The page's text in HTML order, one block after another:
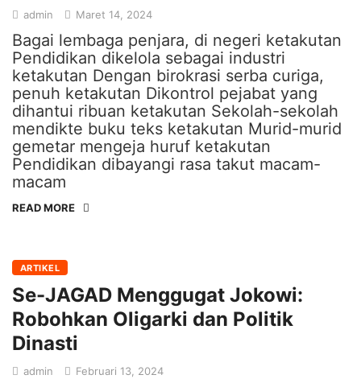
admin Maret 14, 2024
Bagai lembaga penjara, di negeri ketakutan
Pendidikan dikelola sebagai industri
ketakutan Dengan birokrasi serba curiga,
penuh ketakutan Dikontrol pejabat yang
dihantui ribuan ketakutan Sekolah-sekolah
mendikte buku teks ketakutan Murid-murid
gemetar mengeja huruf ketakutan
Pendidikan dibayangi rasa takut macam-
macam
READ MORE
ARTIKEL
Se-JAGAD Menggugat Jokowi:
Robohkan Oligarki dan Politik
Dinasti
admin Februari 13, 2024